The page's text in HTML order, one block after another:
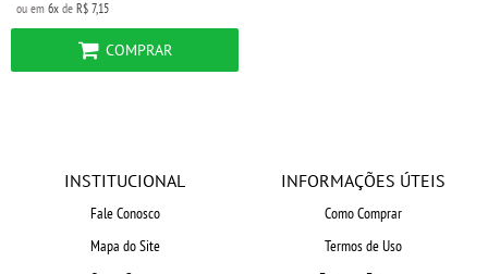
ou em 6x de R$ 7,15
COMPRAR
INSTITUCIONAL
Fale Conosco
Mapa do Site
INFORMAÇÕES ÚTEIS
Como Comprar
Termos de Uso